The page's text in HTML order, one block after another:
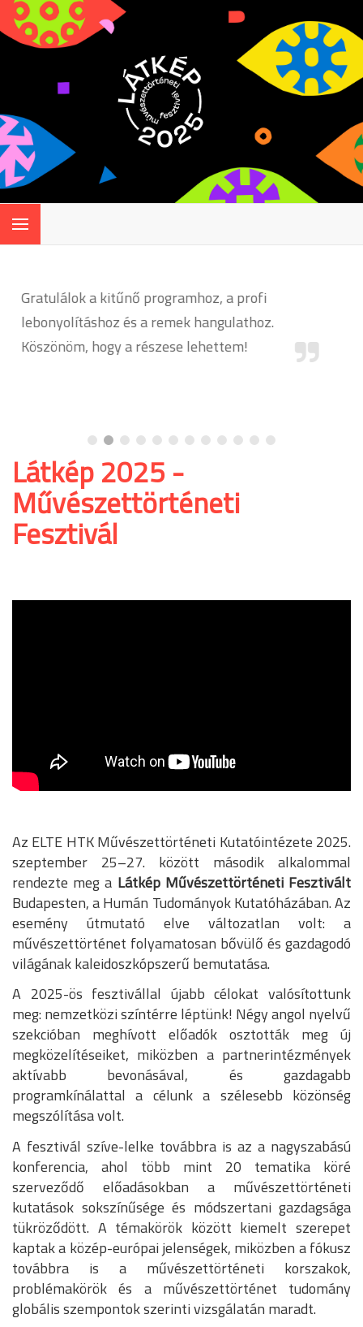
a profi
hangulathoz.
lehettem!
Hatalmas összetartó
konferenciának!
nagyobb szükség van a
Látkép 2025 -
Művészettörténeti
Fesztivál
Az ELTE HTK Művészettörténeti Kutatóintézete 2025.
szeptember 25–27. között második alkalommal
rendezte meg a Látkép Művészettörténeti Fesztivált
Budapesten, a Humán Tudományok Kutatóházában. Az
esemény útmutató elve változatlan volt: a
művészettörténet folyamatosan bővülő és gazdagodó
világának kaleidoszkópszerű bemutatása.
A 2025-ös fesztivállal újabb célokat valósítottunk
meg: nemzetközi színtérre léptünk! Négy angol nyelvű
szekcióban meghívott előadók osztották meg új
megközelítéseiket, miközben a partnerintézmények
aktívabb bevonásával, és gazdagabb
programkínálattal a célunk a szélesebb közönség
megszólítása volt.
A fesztivál szíve-lelke továbbra is az a nagyszabású
konferencia, ahol több mint 20 tematika köré
szerveződő előadásokban a művészettörténeti
kutatások sokszínűsége és módszertani gazdagsága
tükröződött. A témakörök között kiemelt szerepet
kaptak a közép-európai jelenségek, miközben a fókusz
továbbra is a művészettörténeti korszakok,
problémakörök és a művészettörténet tudomány
globális szempontok szerinti vizsgálatán maradt.